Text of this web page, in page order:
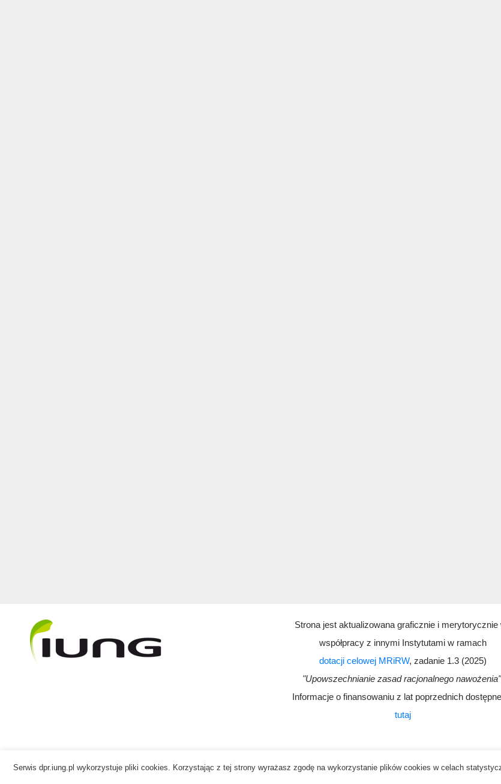
Strona jest aktualizowana graficznie i merytorycznie
współpracy z innymi Instytutami w ramach
dotacji celowej MRiRW, zadanie 1.3 (2025)
"Upowszechnianie zasad racjonalnego nawożenia"
Informacje o finansowaniu z lat poprzednich
tutaj
Serwis dpr.iung.pl wykorzystuje pliki cookies. Korzystając z tej strony wyrażasz zgodę na wykorzystanie plików cookies w celach